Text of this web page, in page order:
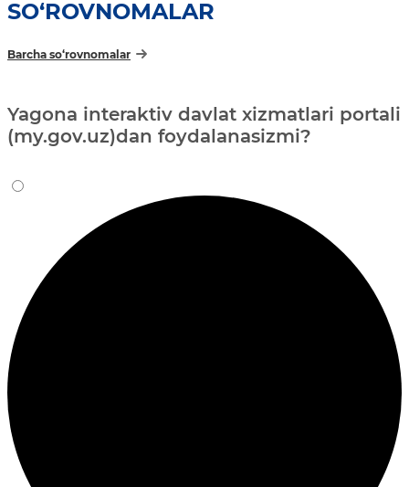
SO‘ROVNOMALAR
Barcha so‘rovnomalar
Yagona interaktiv davlat xizmatlari portali
(my.gov.uz)dan foydalanasizmi?